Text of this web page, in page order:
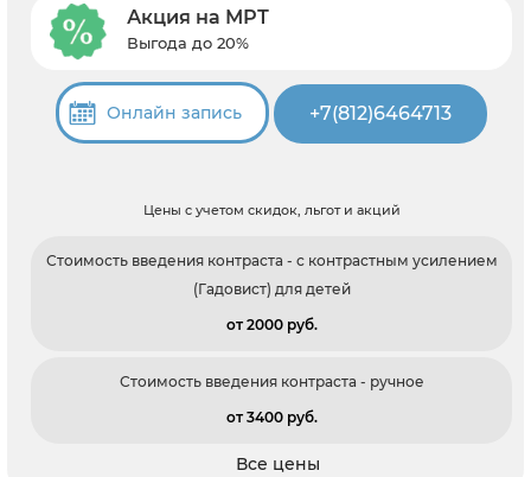
Акция на МРТ
Выгода до 20%
Онлайн запись +7(812)6464713
Цены с учетом скидок, льгот и акций
Стоимость введения контраста - с контрастным усилением
(Гадовист) для детей
от 2000 pуб.
Стоимость введения контраста - ручное
от 3400 pуб.
Все цены